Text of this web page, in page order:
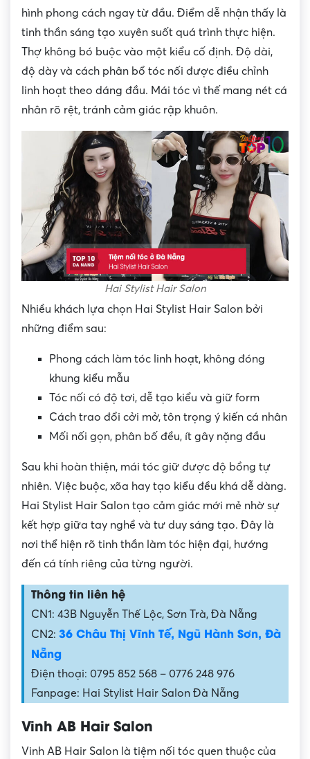
hình phong cách ngay từ đầu. Điểm dễ nhận thấy là
tinh thần sáng tạo xuyên suốt quá trình thực hiện.
Thợ không bó buộc vào một kiểu cố định. Độ dài,
độ dày và cách phân bổ tóc nối được điều chỉnh
linh hoạt theo dáng đầu. Mái tóc vì thế mang nét cá
nhân rõ rệt, tránh cảm giác rập khuôn.
Hai Stylist Hair Salon
Nhiều khách lựa chọn Hai Stylist Hair Salon bởi
những điểm sau:
Phong cách làm tóc linh hoạt, không đóng
khung kiểu mẫu
Tóc nối có độ tơi, dễ tạo kiểu và giữ form
Cách trao đổi cởi mở, tôn trọng ý kiến cá nhân
Mối nối gọn, phân bố đều, ít gây nặng đầu
Sau khi hoàn thiện, mái tóc giữ được độ bồng tự
nhiên. Việc buộc, xõa hay tạo kiểu đều khá dễ dàng.
Hai Stylist Hair Salon tạo cảm giác mới mẻ nhờ sự
kết hợp giữa tay nghề và tư duy sáng tạo. Đây là
nơi thể hiện rõ tinh thần làm tóc hiện đại, hướng
đến cá tính riêng của từng người.
Thông tin liên hệ
CN1: 43B Nguyễn Thế Lộc, Sơn Trà, Đà Nẵng
CN2: 36 Châu Thị Vĩnh Tế, Ngũ Hành Sơn, Đà
Nẵng
Điện thoại: 0795 852 568 – 0776 248 976
Fanpage: Hai Stylist Hair Salon Đà Nẵng
Vinh AB Hair Salon
Vinh AB Hair Salon là tiệm nối tóc quen thuộc của